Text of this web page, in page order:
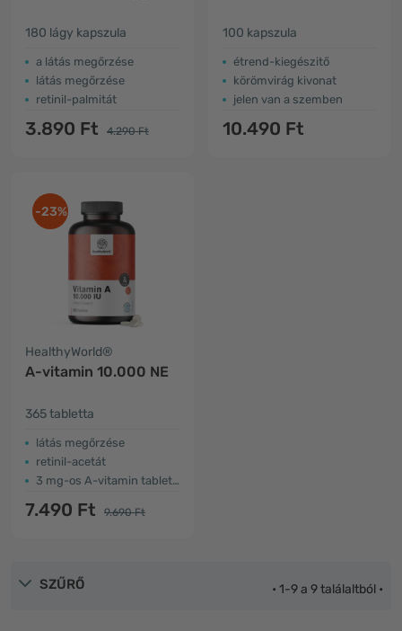
180 lágy kapszula
a látás megőrzése
látás megőrzése
retinil-palmitát
3.890 Ft 4.290 Ft
100 kapszula
étrend-kiegészitő
körömvirág kivonat
jelen van a szemben
10.490 Ft
-23%
HealthyWorld®
A-vitamin 10.000 NE
365 tabletta
látás megőrzése
retinil-acetát
3 mg-os A-vitamin tabletta
7.490 Ft 9.690 Ft
SZŰRŐ • 1-9 a 9 találaltból •